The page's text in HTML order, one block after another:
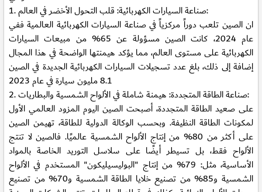
1. صناعة السيارات الكهربائية: قلب التحول الأخضر في العالم:
ان الصين تلعب دوراً مركزياً في صناعة السيارات الكهربائية العالمية ففي
عام 2024، كانت الصين مسؤولة عن 65% من مبيعات السيارات
الكهربائية على مستوى العالم، مما يؤكد هيمنتها الواضحة في هذا المجال
إضافة إلى ذلك، بلغ عدد تسجيلات السيارات الكهربائية الجديدة في الصين
8.1 مليون سيارة في عام 2023
2. صناعة الطاقة المتجددة: هيمنة شاملة في الألواح الشمسية والبطاريات:
على صعيد الطاقة المتجددة، أصبحت الصين اليوم المزود العالمي الأول
لمكونات الطاقة النظيفة. وبحسب الوكالة الدولية للطاقة، تهيمن الصين
على أكثر من 80% من إنتاج الألواح الشمسية عالميًا. فالصين لا تنتج
الألواح فقط، بل تسيطر أيضًا على سلاسل التوريد الخاصة بالمواد
الأساسية، مثل: 79% من إنتاج "البوليسيليكون" المستخدم في الألواح
الشمسية و85% من تصنيع خلايا الطاقة الشمسية و70% من تصنيع